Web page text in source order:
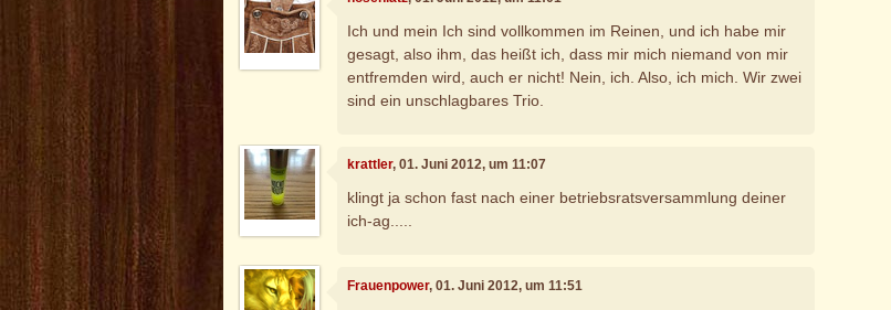
Ich und mein Ich sind vollkommen im Reinen, und ich habe mir
gesagt, also ihm, das heißt ich, dass mir mich niemand von mir
entfremden wird, auch er nicht! Nein, ich. Also, ich mich. Wir zwei
sind ein unschlagbares Trio.
krattler, 01. Juni 2012, um 11:07
klingt ja schon fast nach einer betriebsratsversammlung deiner
ich-ag.....
Frauenpower, 01. Juni 2012, um 11:51